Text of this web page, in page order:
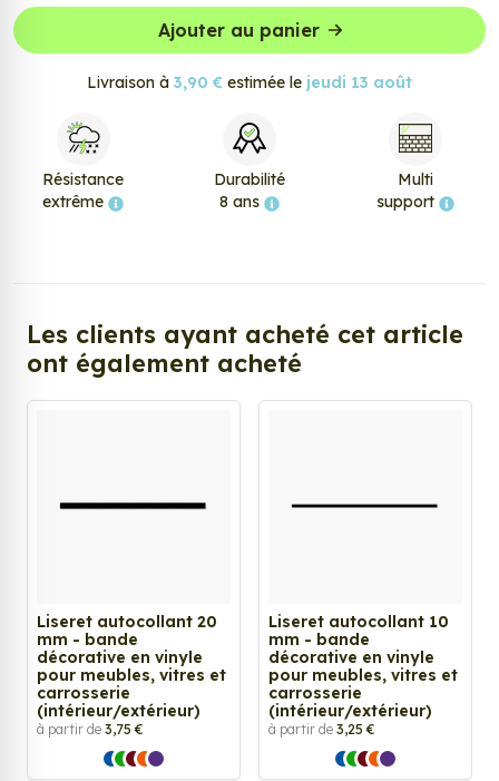
Ajouter au panier
Livraison à 3,90 € estimée le jeudi 13 août
Résistance
extrême
Durabilité
8 ans
Multi
support
Les clients ayant acheté cet article
ont également acheté
Liseret autocollant 20
mm - bande
décorative en vinyle
pour meubles, vitres et
carrosserie
(intérieur/extérieur)
à partir de 3,75 €
Liseret autocollant 10
mm - bande
décorative en vinyle
pour meubles, vitres et
carrosserie
(intérieur/extérieur)
à partir de 3,25 €